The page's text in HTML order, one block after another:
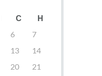
С
Н
6
7
13
14
20
21